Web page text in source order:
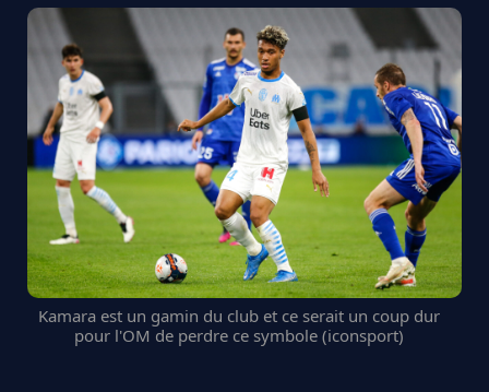
Kamara est un gamin du club et ce serait un coup dur
pour l'OM de perdre ce symbole (iconsport)